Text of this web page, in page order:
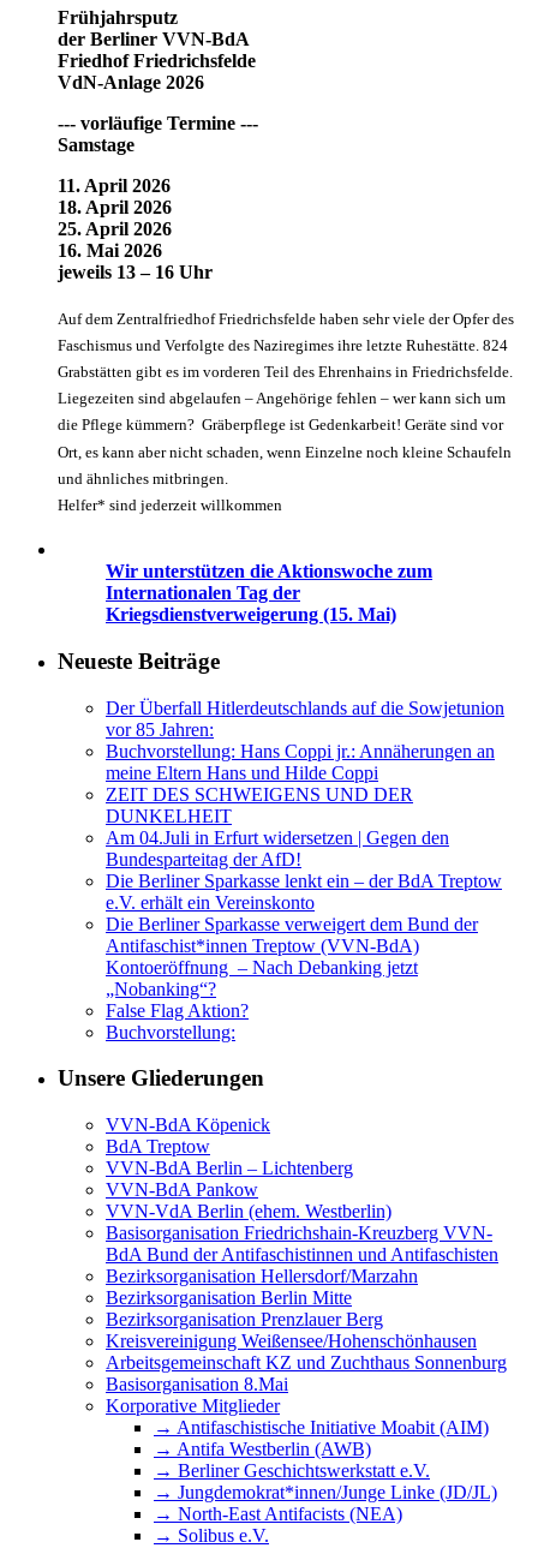
Frühjahrsputz
der Berliner VVN-BdA
Friedhof Friedrichsfelde
VdN-Anlage 2026
--- vorläufige Termine ---
Samstage
11. April 2026
18. April 2026
25. April 2026
16. Mai 2026
jeweils 13 – 16 Uhr
Auf dem Zentralfriedhof Friedrichsfelde haben sehr viele der Opfer des
Faschismus und Verfolgte des Naziregimes ihre letzte Ruhestätte. 824
Grabstätten gibt es im vorderen Teil des Ehrenhains in Friedrichsfelde.
Liegezeiten sind abgelaufen – Angehörige fehlen – wer kann sich um
die Pflege kümmern? Gräberpflege ist Gedenkarbeit! Geräte sind vor
Ort, es kann aber nicht schaden, wenn Einzelne noch kleine Schaufeln
und ähnliches mitbringen.
Helfer* sind jederzeit willkommen
Wir unterstützen die Aktionswoche zum
Internationalen Tag der
Kriegsdienstverweigerung (15. Mai)
Neueste Beiträge
Der Überfall Hitlerdeutschlands auf die Sowjetunion
vor 85 Jahren:
Buchvorstellung: Hans Coppi jr.: Annäherungen an
meine Eltern Hans und Hilde Coppi
ZEIT DES SCHWEIGENS UND DER
DUNKELHEIT
Am 04.Juli in Erfurt widersetzen | Gegen den
Bundesparteitag der AfD!
Die Berliner Sparkasse lenkt ein – der BdA Treptow
e.V. erhält ein Vereinskonto
Die Berliner Sparkasse verweigert dem Bund der
Antifaschist*innen Treptow (VVN-BdA)
Kontoeröffnung – Nach Debanking jetzt
„Nobanking“?
False Flag Aktion?
Buchvorstellung:
Unsere Gliederungen
VVN-BdA Köpenick
BdA Treptow
VVN-BdA Berlin – Lichtenberg
VVN-BdA Pankow
VVN-VdA Berlin (ehem. Westberlin)
Basisorganisation Friedrichshain-Kreuzberg VVN-
BdA Bund der Antifaschistinnen und Antifaschisten
Bezirksorganisation Hellersdorf/Marzahn
Bezirksorganisation Berlin Mitte
Bezirksorganisation Prenzlauer Berg
Kreisvereinigung Weißensee/Hohenschönhausen
Arbeitsgemeinschaft KZ und Zuchthaus Sonnenburg
Basisorganisation 8.Mai
Korporative Mitglieder
→ Antifaschistische Initiative Moabit (AIM)
→ Antifa Westberlin (AWB)
→ Berliner Geschichtswerkstatt e.V.
→ Jungdemokrat*innen/Junge Linke (JD/JL)
→ North-East Antifacists (NEA)
→ Solibus e.V.